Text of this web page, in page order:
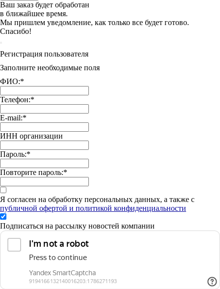
Ваш заказ будет обработан
в ближайшее время.
Мы пришлем уведомление, как только все будет готово.
Спасибо!
Регистрация пользователя
Заполните необходимые поля
ФИО:*
Телефон:*
E-mail:*
ИНН организации
Пароль:*
Повторите пароль:*
Я согласен на обработку персональных данных, а также с
публичной офертой и политикой конфиденциальности
Подписаться на рассылку новостей компании